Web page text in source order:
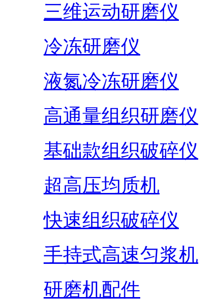
三维运动研磨仪
冷冻研磨仪
液氮冷冻研磨仪
高通量组织研磨仪
基础款组织破碎仪
超高压均质机
快速组织破碎仪
手持式高速匀浆机
研磨机配件